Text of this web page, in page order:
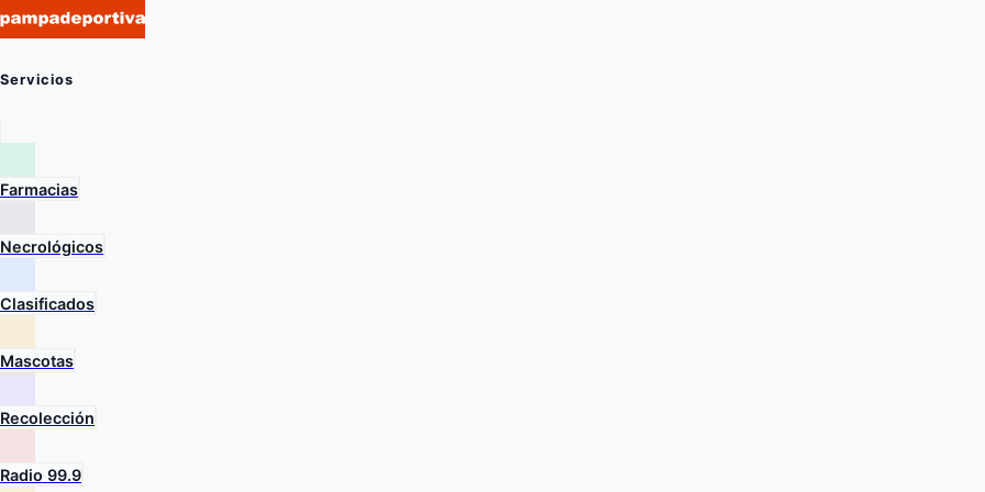
Servicios
Farmacias
Necrológicos
Clasificados
Mascotas
Recolección
Radio 99.9